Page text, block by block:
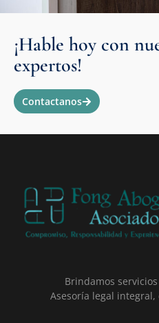
¡Hable hoy con
expertos!
Contactanos
Brindamos
Asesoría legal